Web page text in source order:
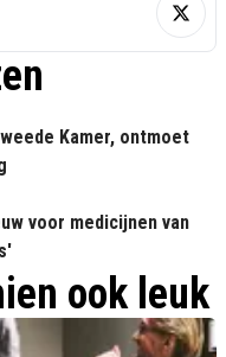
Kamer, ontmoet
voor medicijnen van
ook leuk